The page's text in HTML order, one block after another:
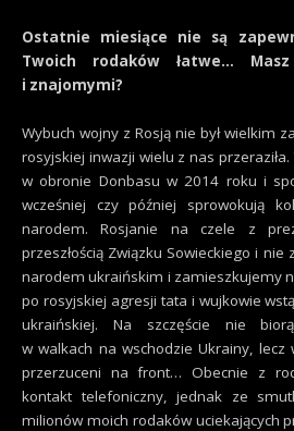
Ostatnie miesiące nie są
Twoich rodaków łatwe…
i znajomymi?
Wybuch wojny z Rosją nie był wielkim
rosyjskiej inwazji wielu z nas przeraziła.
w obronie Donbasu w 2014 roku i
wcześniej czy później sprowokują
narodem. Rosjanie na czele z
przeszłością Związku Sowieckiego i nie
narodem ukraińskim i zamieszkujemy
po rosyjskiej agresji tata i wujkowie
ukraińskiej. Na szczęście nie
w walkach na wschodzie Ukrainy, lecz
przerzuceni na front… Obecnie z
kontakt telefoniczny, jednak ze
milionów moich rodaków uciekających